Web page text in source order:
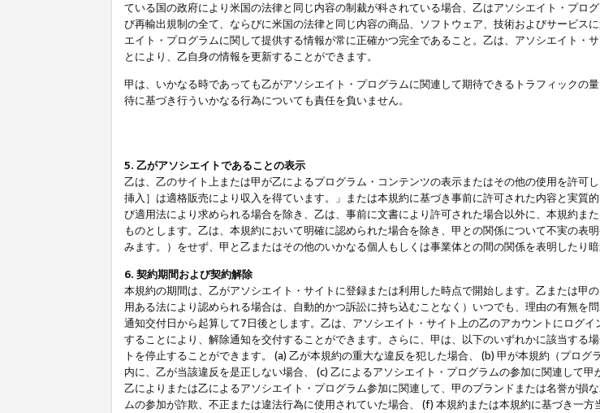
ている国の政府により米国の法律と同じ内容の制裁が科されている場合、乙はアソシエイト・プロ
び再輸出規制の全て、ならびに米国の法律と同じ内容の商品、ソフトウェア、技術およびサービス
エイト・プログラムに関して提供する情報が常に正確かつ完全であること。乙は、アソシエイト・
とにより、乙自身の情報を更新することができます。
甲は、いかなる時であっても乙がアソシエイト・プログラムに関連して期待できるトラフィックの
待に基づき行ういかなる行為についても責任を負いません。
5. 乙がアソシエイトであることの表示
乙は、乙のサイト上または甲が乙によるプログラム・コンテンツの表示またはその他の使用を許可
挿入］は適格販売により収入を得ています。」または本規約に基づき事前に許可された内容と実質
び適用法により求められる場合を除き、乙は、事前に文書により許可された場合以外に、本規約ま
ものとします。乙は、本規約において明確に認められた場合を除き、甲との関係について不実の
みます。）をせず、甲と乙またはその他のいかなる個人もしくは事業体との間の関係を表明したり暗
6. 契約期間および契約解除
本規約の期間は、乙がアソシエイト・サイトに登録または利用した時点で開始します。乙または甲
用ある法により認められる場合は、自動的かつ訴訟に持ち込むことなく）いつでも、理由の有無を
通知交付日から起算して7日後とします。乙は、アソシエイト・サイト上の乙のアカウントにログ
することにより、解除通知を交付することができます。さらに、甲は、以下のいずれかに該当する
トを停止することができます。 (a) 乙が本規約の重大な違反を犯した場合、 (b) 甲が本規約（プロ
内に、乙が当該違反を是正しない場合、 (c) 乙によるアソシエイト・プログラムの参加に関連して
乙によりまたは乙によるアソシエイト・プログラム参加に関連して、甲のブランドまたは名誉が損
ムの参加が詐欺、不正または違法行為に使用されていた場合、 (f) 本規約または本規約に基づき一